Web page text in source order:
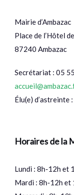
Mairie d’Ambazac
Place de l’Hôtel
87240 Ambazac
Secrétariat : 05
Élu(e) d’astreinte
Horaires de la
Lundi : 8h-12h et
Mardi : 8h-12h